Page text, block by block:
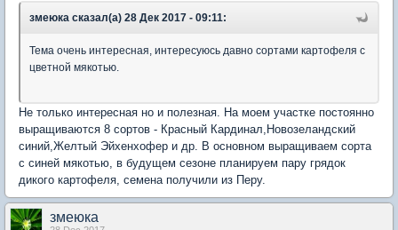
змеюка сказал(а) 28 Дек 2017 - 09:11:
Тема очень интересная, интересуюсь давно сортами картофеля с
цветной мякотью.
Не только интересная но и полезная. На моем участке постоянно
выращиваются 8 сортов - Красный Кардинал,Новозеландский
синий,Желтый Эйхенхофер и др. В основном выращиваем сорта
с синей мякотью, в будущем сезоне планируем пару грядок
дикого картофеля, семена получили из Перу.
змеюка